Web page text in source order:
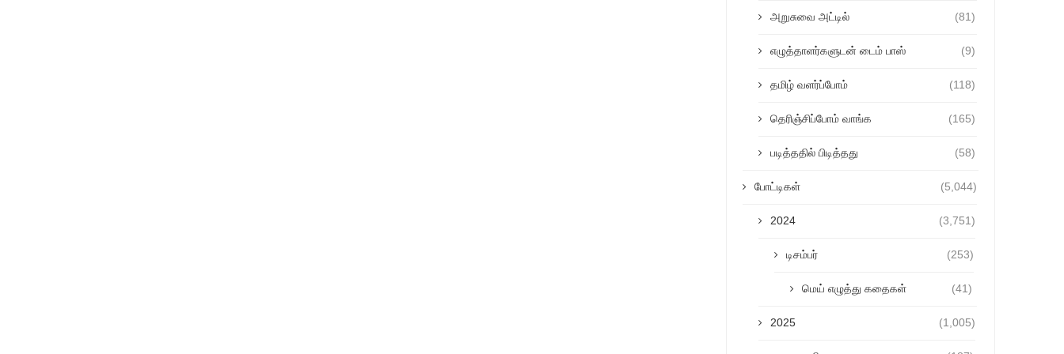
அறுசுவை அட்டில் (81)
எழுத்தாளர்களுடன் டைம் பாஸ் (9)
தமிழ் வளர்ப்போம் (118)
தெரிஞ்சிப்போம் வாங்க (165)
படித்ததில் பிடித்தது (58)
போட்டிகள் (5,044)
2024 (3,751)
டிசம்பர் (253)
மெய் எழுத்து கதைகள் (41)
2025 (1,005)